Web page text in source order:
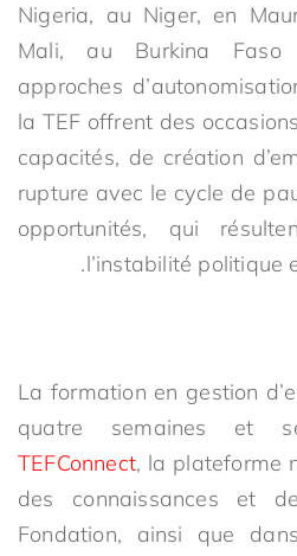
Nigeria, au Niger, en
Mali, au Burkina Faso
approches
la TEF offrent des
capacités, de création
rupture avec le cycle de
opportunités, qui
l’instabilité politique
La formation en gestion
quatre semaines et
TEFConnect, la plateforme
des connaissances et
Fondation, ainsi que